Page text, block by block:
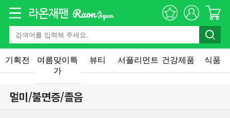
기획전
여름맞이특
가
뷰티 서플리먼트 건강제품 식품
멀미/불면증/졸음